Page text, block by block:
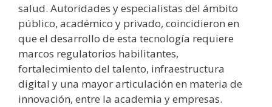
salud. Autoridades y especialistas del ámbito
público, académico y privado, coincidieron en
que el desarrollo de esta tecnología requiere
marcos regulatorios habilitantes,
fortalecimiento del talento, infraestructura
digital y una mayor articulación en materia de
innovación, entre la academia y empresas.